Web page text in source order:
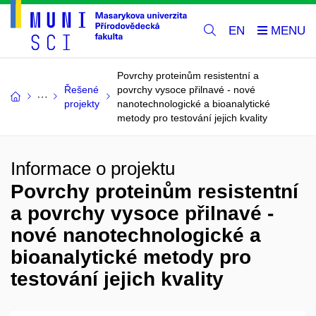
EN
Řešené
projekty
Povrchy proteinům resistentní a
povrchy vysoce přilnavé - nové
nanotechnologické a bioanalytické
metody pro testování jejich kvality
Informace o projektu
Povrchy proteinům resistentní
a povrchy vysoce přilnavé -
nové nanotechnologické a
bioanalytické metody pro
testování jejich kvality